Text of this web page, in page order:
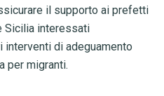
il supporto ai prefetti
Sicilia interessati
interventi di adeguamento
per migranti.